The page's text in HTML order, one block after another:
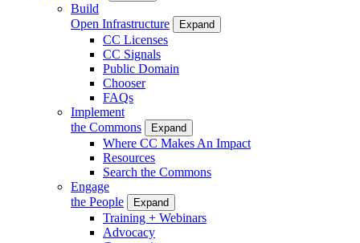
Build
Open Infrastructure
Expand
CC Licenses
CC Signals
Public Domain
Chooser
FAQs
Implement
the Commons
Expand
Where CC Makes An Impact
Resources
Search the Commons
Engage
the People
Expand
Training + Webinars
Advocacy